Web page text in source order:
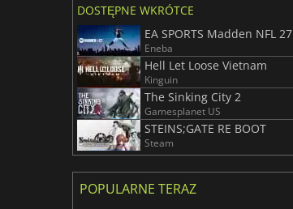
DOSTĘPNE WKRÓTCE
EA SPORTS Madden NFL 27
Eneba
Hell Let Loose Vietnam
Kinguin
The Sinking City 2
Gamesplanet US
STEINS;GATE RE BOOT
Steam
POPULARNE TERAZ